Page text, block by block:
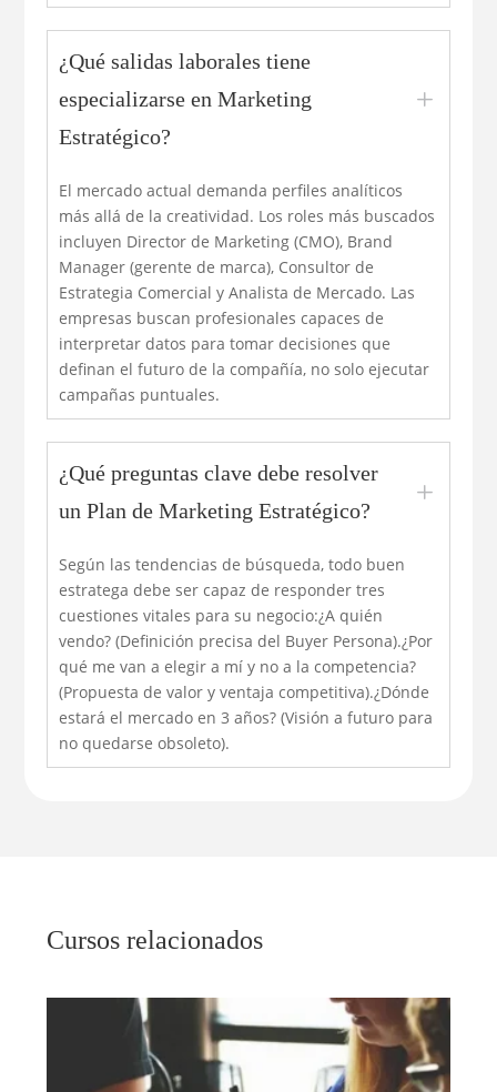
¿Qué salidas laborales tiene
especializarse en Marketing
Estratégico?
L
El mercado actual demanda perfiles analíticos
más allá de la creatividad. Los roles más buscados
incluyen Director de Marketing (CMO), Brand
Manager (gerente de marca), Consultor de
Estrategia Comercial y Analista de Mercado. Las
empresas buscan profesionales capaces de
interpretar datos para tomar decisiones que
definan el futuro de la compañía, no solo ejecutar
campañas puntuales.
¿Qué preguntas clave debe resolver
un Plan de Marketing Estratégico?
L
Según las tendencias de búsqueda, todo buen
estratega debe ser capaz de responder tres
cuestiones vitales para su negocio:¿A quién
vendo? (Definición precisa del Buyer Persona).¿Por
qué me van a elegir a mí y no a la competencia?
(Propuesta de valor y ventaja competitiva).¿Dónde
estará el mercado en 3 años? (Visión a futuro para
no quedarse obsoleto).
Cursos relacionados